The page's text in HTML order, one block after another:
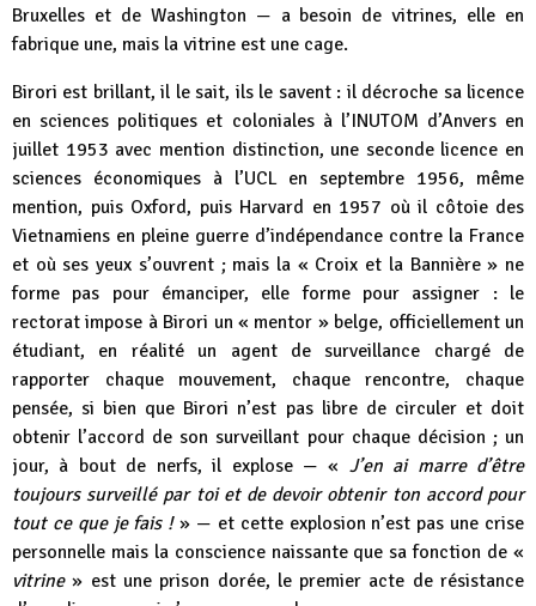
Bruxelles et de Washington — a besoin de vitrines, elle en
fabrique une, mais la vitrine est une cage.
Birori est brillant, il le sait, ils le savent : il décroche sa licence
en sciences politiques et coloniales à l’INUTOM d’Anvers en
juillet 1953 avec mention distinction, une seconde licence en
sciences économiques à l’UCL en septembre 1956, même
mention, puis Oxford, puis Harvard en 1957 où il côtoie des
Vietnamiens en pleine guerre d’indépendance contre la France
et où ses yeux s’ouvrent ; mais la « Croix et la Bannière » ne
forme pas pour émanciper, elle forme pour assigner : le
rectorat impose à Birori un « mentor » belge, officiellement un
étudiant, en réalité un agent de surveillance chargé de
rapporter chaque mouvement, chaque rencontre, chaque
pensée, si bien que Birori n’est pas libre de circuler et doit
obtenir l’accord de son surveillant pour chaque décision ; un
jour, à bout de nerfs, il explose — « J’en ai marre d’être
toujours surveillé par toi et de devoir obtenir ton accord pour
tout ce que je fais !» — et cette explosion n’est pas une crise
personnelle mais la conscience naissante que sa fonction de «
vitrine» est une prison dorée, le premier acte de résistance